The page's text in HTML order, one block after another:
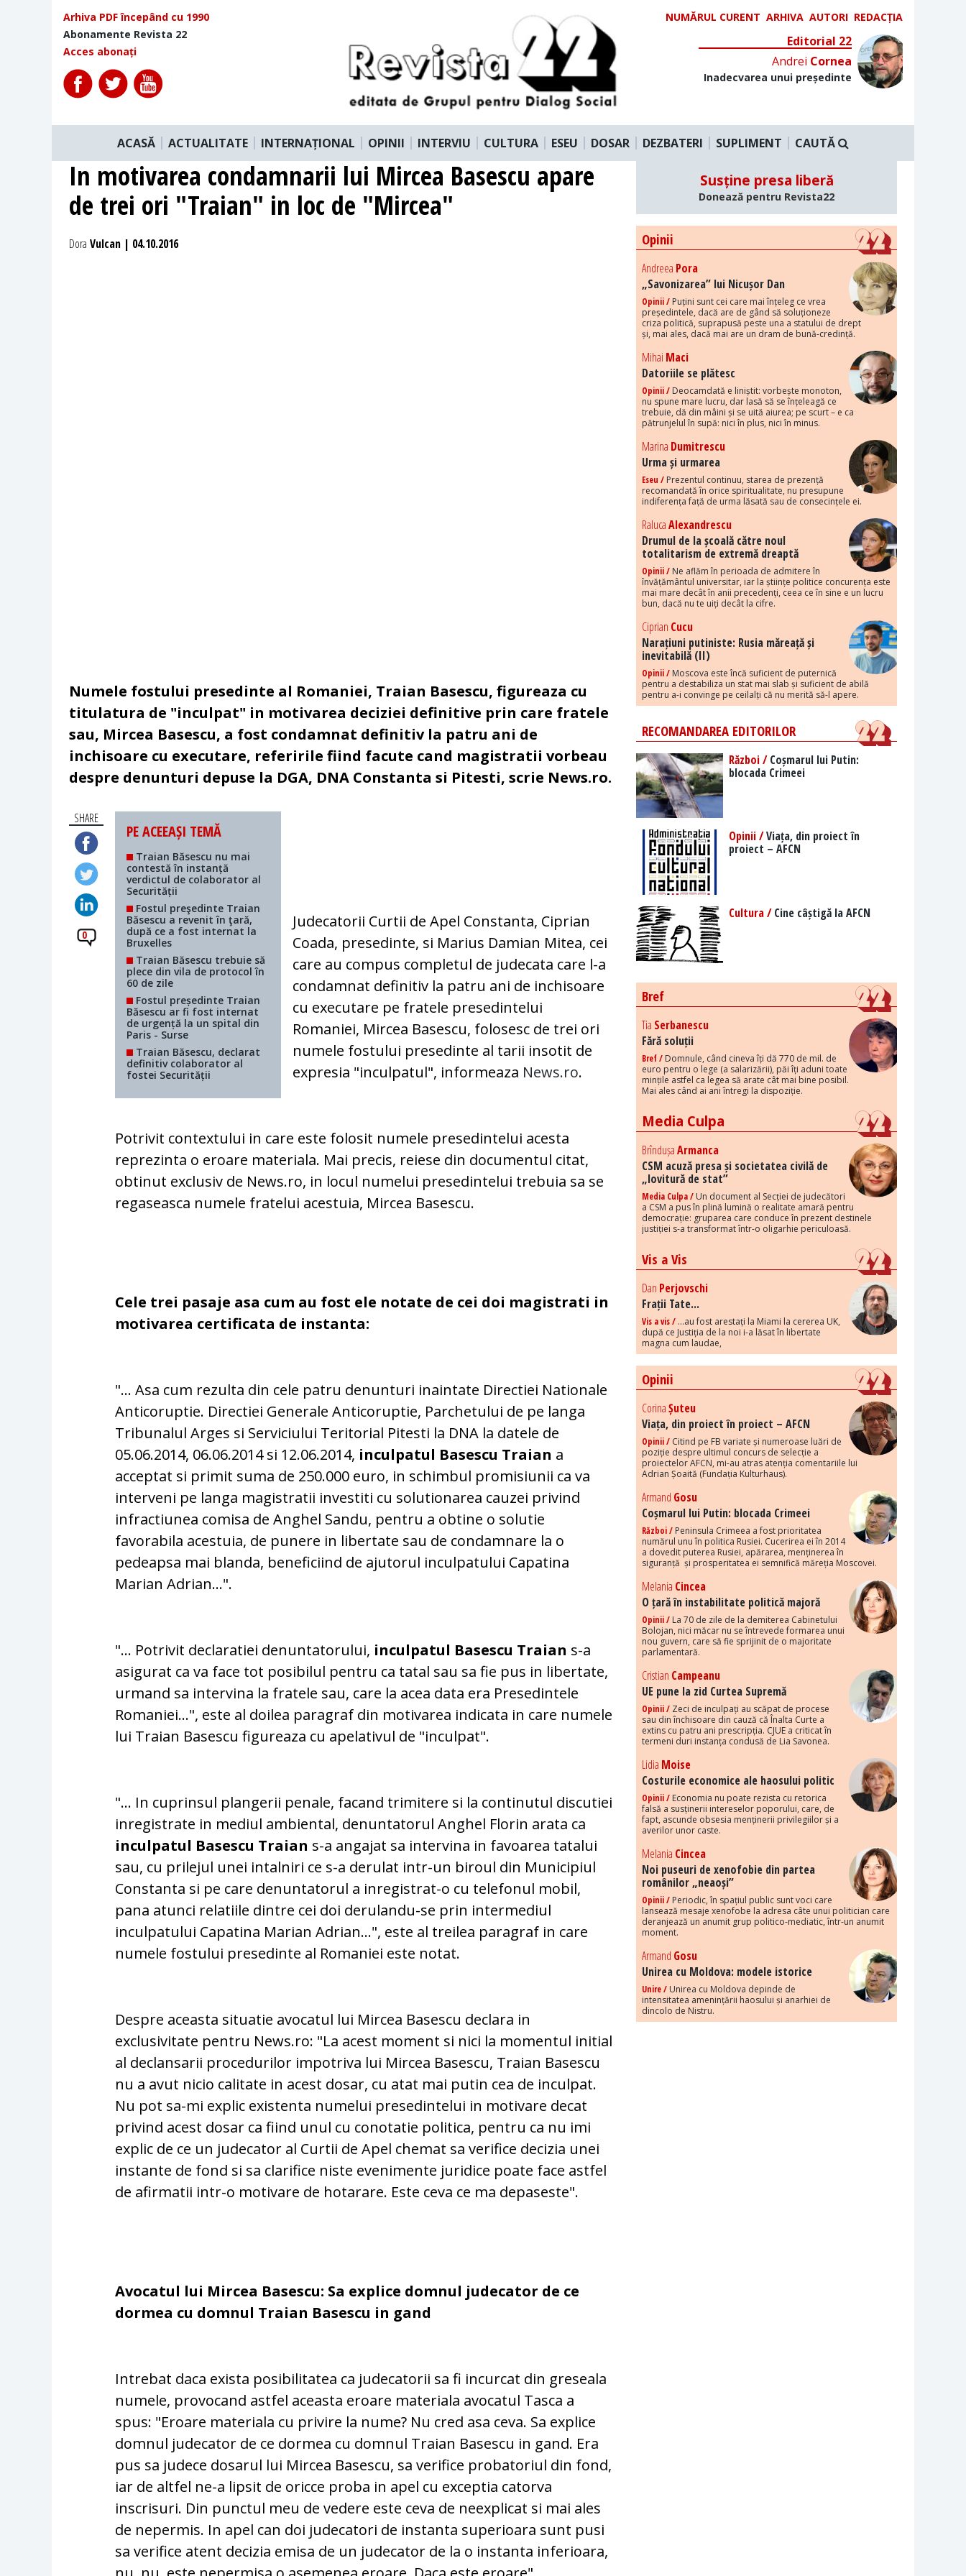
Arhiva PDF începând cu 1990
Abonamente Revista 22
Acces abonați
NUMĂRUL CURENT ARHIVA AUTORI REDACȚIA
Editorial 22
Andrei Cornea
Inadecvarea unui președinte
ACASĂ ACTUALITATE INTERNAȚIONAL OPINII INTERVIU CULTURA ESEU DOSAR DEZBATERI SUPLIMENT CAUTĂ
In motivarea condamnarii lui Mircea Basescu apare
de trei ori "Traian" in loc de "Mircea"
Dora Vulcan | 04.10.2016
Numele fostului presedinte al Romaniei, Traian Basescu, figureaza cu
titulatura de "inculpat" in motivarea deciziei definitive prin care fratele
sau, Mircea Basescu, a fost condamnat definitiv la patru ani de
inchisoare cu executare, referirile fiind facute cand magistratii vorbeau
despre denunturi depuse la DGA, DNA Constanta si Pitesti, scrie News.ro.
SHARE
0
PE ACEEAȘI TEMĂ
Traian Băsescu nu mai
contestă în instanță
verdictul de colaborator al
Securității
Fostul preşedinte Traian
Băsescu a revenit în ţară,
după ce a fost internat la
Bruxelles
Traian Băsescu trebuie să
plece din vila de protocol în
60 de zile
Fostul președinte Traian
Băsescu ar fi fost internat
de urgență la un spital din
Paris - Surse
Traian Băsescu, declarat
definitiv colaborator al
fostei Securității
Judecatorii Curtii de Apel Constanta, Ciprian
Coada, presedinte, si Marius Damian Mitea, cei
care au compus completul de judecata care l-a
condamnat definitiv la patru ani de inchisoare
cu executare pe fratele presedintelui
Romaniei, Mircea Basescu, folosesc de trei ori
numele fostului presedinte al tarii insotit de
expresia "inculpatul", informeaza News.ro.
Potrivit contextului in care este folosit numele presedintelui acesta
reprezinta o eroare materiala. Mai precis, reiese din documentul citat,
obtinut exclusiv de News.ro, in locul numelui presedintelui trebuia sa se
regaseasca numele fratelui acestuia, Mircea Basescu.
Cele trei pasaje asa cum au fost ele notate de cei doi magistrati in
motivarea certificata de instanta:
"... Asa cum rezulta din cele patru denunturi inaintate Directiei Nationale
Anticoruptie. Directiei Generale Anticoruptie, Parchetului de pe langa
Tribunalul Arges si Serviciului Teritorial Pitesti la DNA la datele de
05.06.2014, 06.06.2014 si 12.06.2014, inculpatul Basescu Traian a
acceptat si primit suma de 250.000 euro, in schimbul promisiunii ca va
interveni pe langa magistratii investiti cu solutionarea cauzei privind
infractiunea comisa de Anghel Sandu, pentru a obtine o solutie
favorabila acestuia, de punere in libertate sau de condamnare la o
pedeapsa mai blanda, beneficiind de ajutorul inculpatului Capatina
Marian Adrian...".
"... Potrivit declaratiei denuntatorului, inculpatul Basescu Traian s-a
asigurat ca va face tot posibilul pentru ca tatal sau sa fie pus in libertate,
urmand sa intervina la fratele sau, care la acea data era Presedintele
Romaniei...", este al doilea paragraf din motivarea indicata in care numele
lui Traian Basescu figureaza cu apelativul de "inculpat".
"... In cuprinsul plangerii penale, facand trimitere si la continutul discutiei
inregistrate in mediul ambiental, denuntatorul Anghel Florin arata ca
inculpatul Basescu Traian s-a angajat sa intervina in favoarea tatalui
sau, cu prilejul unei intalniri ce s-a derulat intr-un biroul din Municipiul
Constanta si pe care denuntatorul a inregistrat-o cu telefonul mobil,
pana atunci relatiile dintre cei doi derulandu-se prin intermediul
inculpatului Capatina Marian Adrian...", este al treilea paragraf in care
numele fostului presedinte al Romaniei este notat.
Despre aceasta situatie avocatul lui Mircea Basescu declara in
exclusivitate pentru News.ro: "La acest moment si nici la momentul initial
al declansarii procedurilor impotriva lui Mircea Basescu, Traian Basescu
nu a avut nicio calitate in acest dosar, cu atat mai putin cea de inculpat.
Nu pot sa-mi explic existenta numelui presedintelui in motivare decat
privind acest dosar ca fiind unul cu conotatie politica, pentru ca nu imi
explic de ce un judecator al Curtii de Apel chemat sa verifice decizia unei
instante de fond si sa clarifice niste evenimente juridice poate face astfel
de afirmatii intr-o motivare de hotarare. Este ceva ce ma depaseste".
Avocatul lui Mircea Basescu: Sa explice domnul judecator de ce
dormea cu domnul Traian Basescu in gand
Intrebat daca exista posibilitatea ca judecatorii sa fi incurcat din greseala
numele, provocand astfel aceasta eroare materiala avocatul Tasca a
spus: "Eroare materiala cu privire la nume? Nu cred asa ceva. Sa explice
domnul judecator de ce dormea cu domnul Traian Basescu in gand. Era
pus sa judece dosarul lui Mircea Basescu, sa verifice probatoriul din fond,
iar de altfel ne-a lipsit de oricce proba in apel cu exceptia catorva
inscrisuri. Din punctul meu de vedere este ceva de neexplicat si mai ales
de nepermis. In apel can doi judecatori de instanta superioara sunt pusi
sa verifice atent decizia emisa de un judecator de la o instanta inferioara,
Susține presa liberă
Donează pentru Revista22
Opinii
Andreea Pora
„Savonizarea” lui Nicușor Dan
Opinii / Puțini sunt cei care mai înțeleg ce vrea
președintele, dacă are de gând să soluționeze
criza politică, suprapusă peste una a statului de drept
și, mai ales, dacă mai are un dram de bună-credință.
Mihai Maci
Datoriile se plătesc
Opinii / Deocamdată e liniștit: vorbește monoton,
nu spune mare lucru, dar lasă să se înțeleagă ce
trebuie, dă din mâini și se uită aiurea; pe scurt – e ca
pătrunjelul în supă: nici în plus, nici în minus.
Marina Dumitrescu
Urma și urmarea
Eseu / Prezentul continuu, starea de prezență
recomandată în orice spiritualitate, nu presupune
indiferența față de urma lăsată sau de consecințele ei.
RalucaAlexandrescu
Drumul de la școală către noul
totalitarism de extremă dreaptă
Opinii / Ne aflăm în perioada de admitere în
învățământul universitar, iar la științe politice concurența este
mai mare decât în anii precedenți, ceea ce în sine e un lucru
bun, dacă nu te uiți decât la cifre.
Ciprian Cucu
Narațiuni putiniste: Rusia măreață și
inevitabilă (II)
Opinii / Moscova este încă suficient de puternică
pentru a destabiliza un stat mai slab și suficient de abilă
pentru a-i convinge pe ceilalți că nu merită să-l apere.
RECOMANDAREA EDITORILOR
Război /Coșmarul lui Putin:
blocada Crimeei
Opinii /Viața, din proiect în
proiect – AFCN
Cultura /Cine câștigă la AFCN
Bref
Tia Serbanescu
Fără soluții
Bref / Domnule, când cineva îți dă 770 de mil. de
euro pentru o lege (a salarizării), păi îți aduni toate
mințile astfel ca legea să arate cât mai bine posibil.
Mai ales când ai ani întregi la dispoziție.
Media Culpa
BrîndușaArmanca
CSM acuză presa și societatea civilă de
„lovitură de stat”
Media Culpa / Un document al Secției de judecători
a CSM a pus în plină lumină o realitate amară pentru
democrație: gruparea care conduce în prezent destinele
justiției s-a transformat într-o oligarhie periculoasă.
Vis a Vis
Dan Perjovschi
Frații Tate...
Vis a vis / ...au fost arestați la Miami la cererea UK,
după ce Justiția de la noi i-a lăsat în libertate
magna cum laudae,
Opinii
CorinaȘuteu
Viața, din proiect în proiect – AFCN
Opinii / Citind pe FB variate și numeroase luări de
poziție despre ultimul concurs de selecție a
proiectelor AFCN, mi-au atras atenția comentariile lui
Adrian Șoaită (Fundația Kulturhaus).
Armand Gosu
Coșmarul lui Putin: blocada Crimeei
Război / Peninsula Crimeea a fost prioritatea
numărul unu în politica Rusiei. Cucerirea ei în 2014
a dovedit puterea Rusiei, apărarea, menținerea în
siguranță și prosperitatea ei semnifică măreția Moscovei.
Melania Cincea
O țară în instabilitate politică majoră
Opinii / La 70 de zile de la demiterea Cabinetului
Bolojan, nici măcar nu se întrevede formarea unui
nou guvern, care să fie sprijinit de o majoritate
parlamentară.
Cristian Campeanu
UE pune la zid Curtea Supremă
Opinii / Zeci de inculpați au scăpat de procese
sau din închisoare din cauză că Înalta Curte a
extins cu patru ani prescripția. CJUE a criticat în
termeni duri instanța condusă de Lia Savonea.
Lidia Moise
Costurile economice ale haosului politic
Opinii / Economia nu poate rezista cu retorica
falsă a susținerii intereselor poporului, care, de
fapt, ascunde obsesia menținerii privilegiilor și a
averilor unor caste.
Melania Cincea
Noi puseuri de xenofobie din partea
românilor „neaoși”
Opinii / Periodic, în spațiul public sunt voci care
lansează mesaje xenofobe la adresa câte unui politician care
deranjează un anumit grup politico-mediatic, într-un anumit
moment.
Armand Gosu
Unirea cu Moldova: modele istorice
Unire / Unirea cu Moldova depinde de
intensitatea amenințării haosului și anarhiei de
dincolo de Nistru.